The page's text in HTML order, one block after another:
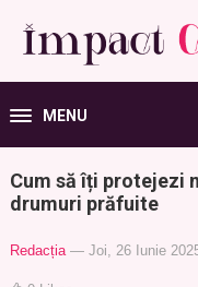
MENU
Cum să îți protejezi
drumuri prăfuite
Redacția — Joi, 26 Iunie